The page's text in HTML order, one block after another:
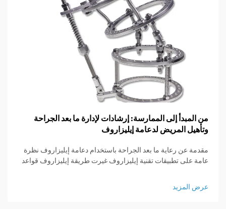
من المبدأ إلى الممارسة: إرشادات لإدارة ما بعد الجراحة
وتأهيل المريض لدعامة إيليزاروف
مقدمة عن رعاية ما بعد الجراحة باستخدام دعامة إيليزاروف نظرة
عامة على تطبيقات تقنية إيليزاروف غيرت طريقة إيليزاروف قواعد
طول العظام، واستقرار المناطق المكسورة، وتصحيح التشوهات
التي...
عرض المزيد